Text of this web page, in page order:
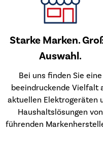
Starke Marken.
Auswahl.
Bei uns finden Sie eine
beeindruckende Vielfalt
aktuellen Elektrogeräten
Haushaltslösungen von
führenden